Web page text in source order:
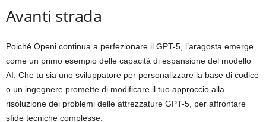
Avanti strada
Poiché Openi continua a perfezionare il GPT-5, l’aragosta emerge
come un primo esempio delle capacità di espansione del modello
AI. Che tu sia uno sviluppatore per personalizzare la base di codice
o un ingegnere promette di modificare il tuo approccio alla
risoluzione dei problemi delle attrezzature GPT-5, per affrontare
sfide tecniche complesse.